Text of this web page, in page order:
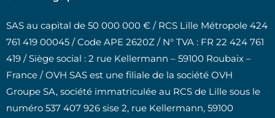
SAS au capital de 50 000 000 € / RCS Lille Métropole 424
761 419 00045 / Code APE 2620Z / N° TVA : FR 22 424 761
419 / Siège social : 2 rue Kellermann – 59100 Roubaix –
France / OVH SAS est une filiale de la société OVH
Groupe SA, société immatriculée au RCS de Lille sous le
numéro 537 407 926 sise 2, rue Kellermann, 59100